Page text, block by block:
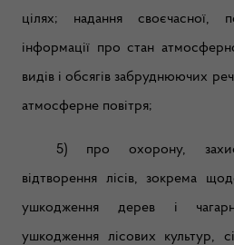
цілях; надання своєчасної,
інформації про стан
видів і обсягів забруднюючих
атмосферне повітря;
5) про охорону,
відтворення лісів, зокрема
ушкодження дерев і
ушкодження лісових культур,